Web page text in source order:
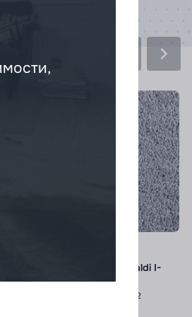
Best Wool Nature Vivaldi I-
AB Halcyon
23/32